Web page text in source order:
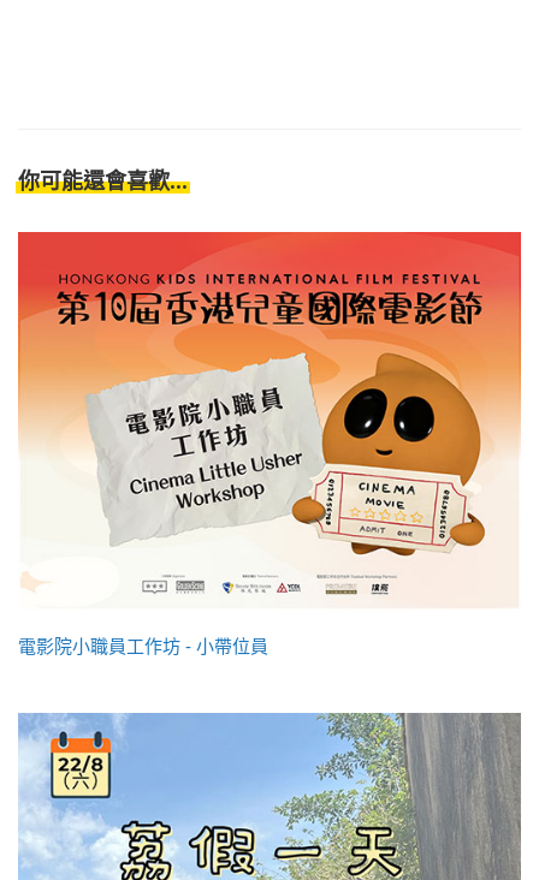
你可能還會喜歡...
電影院小職員工作坊 - 小帶位員